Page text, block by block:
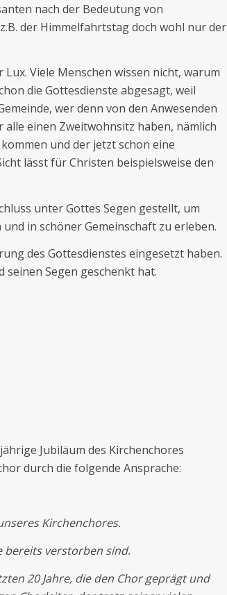
nach der Bedeutung von
der Himmelfahrtstag doch wohl nur der
Viele Menschen wissen nicht, warum
die Gottesdienste abgesagt, weil
wer denn von den Anwesenden
alle einen Zweitwohnsitz haben, nämlich
und der jetzt schon eine
lässt für Christen beispielsweise den
unter Gottes Segen gestellt, um
in schöner Gemeinschaft zu erleben.
des Gottesdienstes eingesetzt haben.
seinen Segen geschenkt hat.
Jubiläum des Kirchenchores
durch die folgende Ansprache:
Kirchenchores.
bereits verstorben sind.
20 Jahre, die den Chor geprägt und